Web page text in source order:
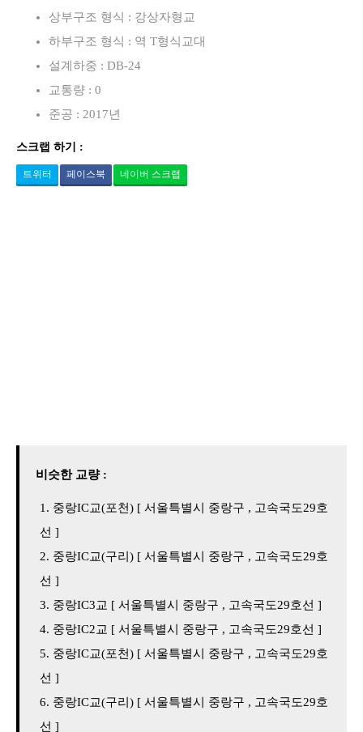
상부구조 형식 : 강상자형교
하부구조 형식 : 역 T형식교대
설계하중 : DB-24
교통량 : 0
준공 : 2017년
스크랩 하기 :
트위터 페이스북 네이버 스크랩
비슷한 교량 :
중랑IC교(포천) [ 서울특별시 중랑구 , 고속국도29호
선 ]
중랑IC교(구리) [ 서울특별시 중랑구 , 고속국도29호
선 ]
중랑IC3교 [ 서울특별시 중랑구 , 고속국도29호선 ]
중랑IC2교 [ 서울특별시 중랑구 , 고속국도29호선 ]
중랑IC교(포천) [ 서울특별시 중랑구 , 고속국도29호
선 ]
중랑IC교(구리) [ 서울특별시 중랑구 , 고속국도29호
선 ]